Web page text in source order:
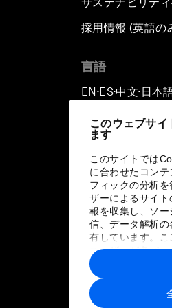
このウェブサ
ます
このサイトでは
に合わせたコン
フィックの分析
ザーによるサイ
報を収集し、ソ
信、データ解析
有しています。こ
ユーザーが各パ
報や各パートナー
に収集された情
トナーによって使
す。
採用情報 (英語の
言語
EN ▪ES▪中文▪ 日本